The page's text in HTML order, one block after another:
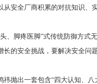
安全厂商积累的对抗知识、
脚疼医脚”式传统防御方式
长的安全挑战，要解决安全问
抛出一套包含“四大认知、八